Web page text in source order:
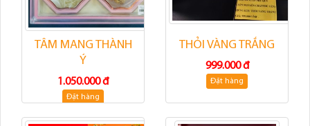
TÂM MANG THÀNH
Ý
1.050.000 đ
Đặt hàng
THỎI VÀNG TRẮNG
999.000 đ
Đặt hàng